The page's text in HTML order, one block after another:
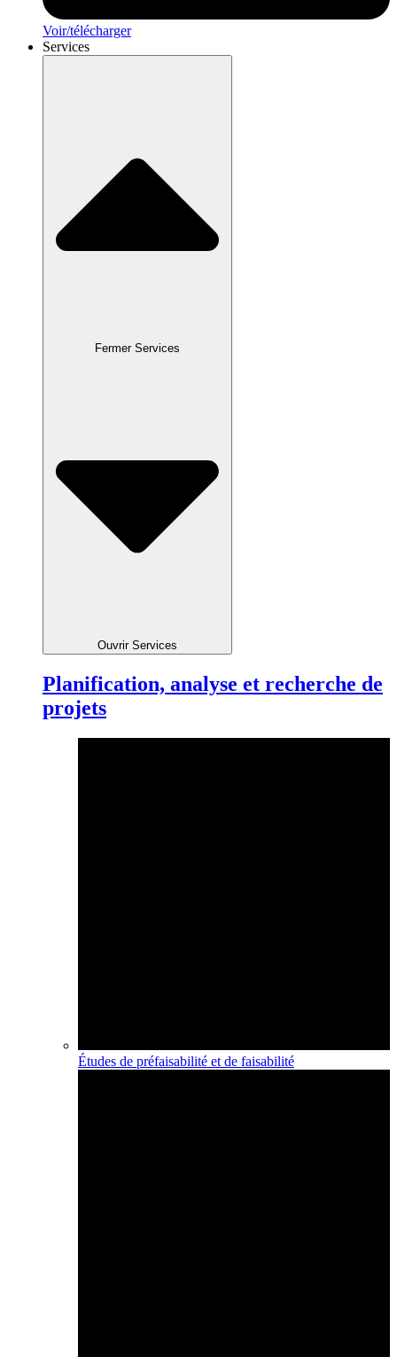
Voir/télécharger
Services
Fermer Services
Ouvrir Services
Planification, analyse et recherche de
projets
Études de préfaisabilité et de faisabilité